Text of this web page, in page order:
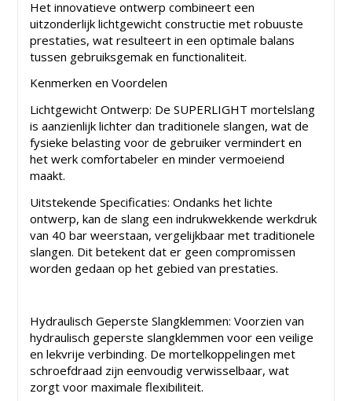
Het innovatieve ontwerp combineert een
uitzonderlijk lichtgewicht constructie met robuuste
prestaties, wat resulteert in een optimale balans
tussen gebruiksgemak en functionaliteit.
Kenmerken en Voordelen
Lichtgewicht Ontwerp: De SUPERLIGHT mortelslang
is aanzienlijk lichter dan traditionele slangen, wat de
fysieke belasting voor de gebruiker vermindert en
het werk comfortabeler en minder vermoeiend
maakt.
Uitstekende Specificaties: Ondanks het lichte
ontwerp, kan de slang een indrukwekkende werkdruk
van 40 bar weerstaan, vergelijkbaar met traditionele
slangen. Dit betekent dat er geen compromissen
worden gedaan op het gebied van prestaties.
Hydraulisch Geperste Slangklemmen: Voorzien van
hydraulisch geperste slangklemmen voor een veilige
en lekvrije verbinding. De mortelkoppelingen met
schroefdraad zijn eenvoudig verwisselbaar, wat
zorgt voor maximale flexibiliteit.